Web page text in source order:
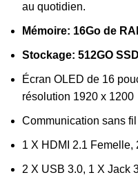
au quotidien.
Mémoire: 16Go de
Stockage: 512GO
Écran OLED de 16
résolution 1920 x 1200
Communication sans
1 X HDMI 2.1 Femelle,
2 X USB 3.0, 1 X Jack